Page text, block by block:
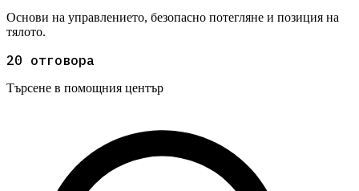
Основи на управлението, безопасно потегляне и позиция на
тялото.
20 отговора
Търсене в помощния център